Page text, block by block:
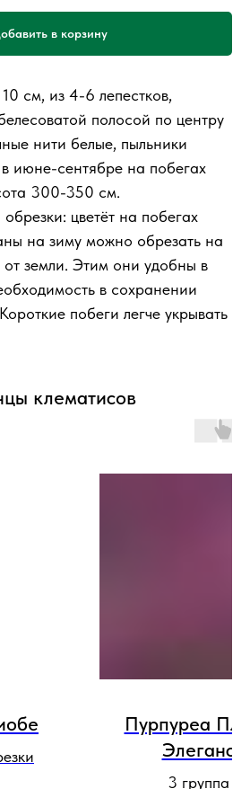
в корзину
см, из 4-6 лепестков,
полосой по центру
нити белые, пыльники
июне-сентябре на побегах
300-350 см.
цветёт на побегах
на зиму можно обрезать на
земли. Этим они удобны в
в сохранении
побеги легче укрывать
клематисов
Пурпуреа
Элеганс
3 группа